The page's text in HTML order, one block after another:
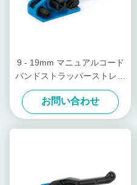
9 - 19mm マニュアルコード
バンドストラッパーストレッ
サーツール 切手付き鋼筋ス
トラッパーストレッサー
お問い合わせ